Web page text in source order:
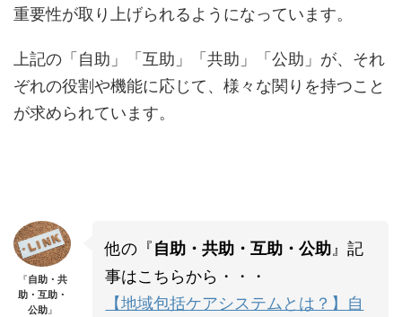
重要性が取り上げられるようになっています。
上記の「自助」「互助」「共助」「公助」が、それ
ぞれの役割や機能に応じて、様々な関りを持つこと
が求められています。
『自助・共
助・互助・
公助』
他の『自助・共助・互助・公助』記
事はこちらから・・・
【地域包括ケアシステムとは？】自